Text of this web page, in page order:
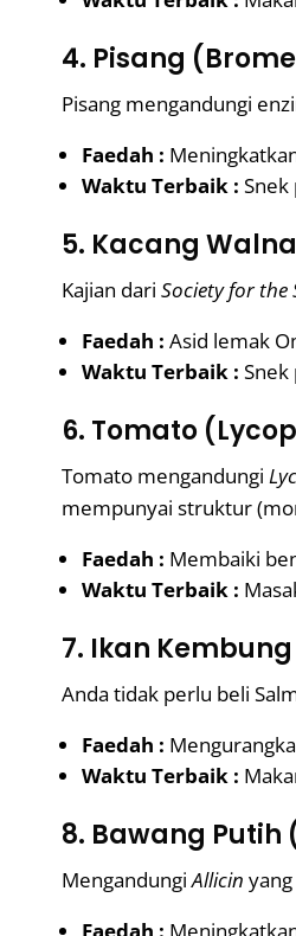
4. Pisang
Pisang mengandungi
Faedah :
Waktu Terbaik : Snek
5. Kacang
Kajian dari Society for the
Faedah : Asid lemak
Waktu Terbaik :
6. Tomato
Tomato mengandungi
mempunyai struktur
Faedah : Membaiki
Waktu Terbaik :
7. Ikan
Anda tidak perlu beli
Faedah :
Waktu Terbaik :
8. Bawang Putih
MengandungiAllicin